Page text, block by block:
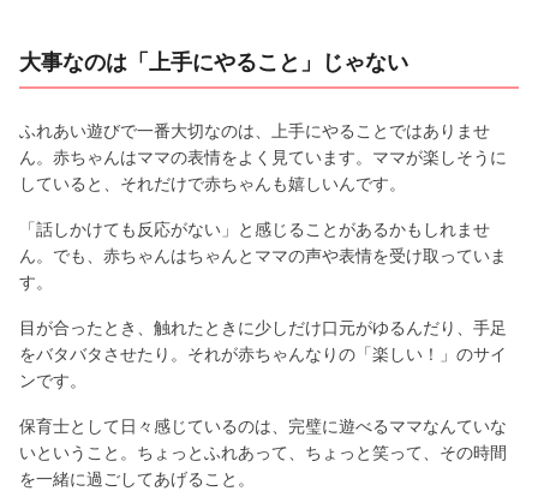
大事なのは「上手にやること」じゃない
ふれあい遊びで一番大切なのは、上手にやることではありませ
ん。赤ちゃんはママの表情をよく見ています。ママが楽しそうに
していると、それだけで赤ちゃんも嬉しいんです。
「話しかけても反応がない」と感じることがあるかもしれませ
ん。でも、赤ちゃんはちゃんとママの声や表情を受け取っていま
す。
目が合ったとき、触れたときに少しだけ口元がゆるんだり、手足
をバタバタさせたり。それが赤ちゃんなりの「楽しい！」のサイ
ンです。
保育士として日々感じているのは、完璧に遊べるママなんていな
いということ。ちょっとふれあって、ちょっと笑って、その時間
を一緒に過ごしてあげること。